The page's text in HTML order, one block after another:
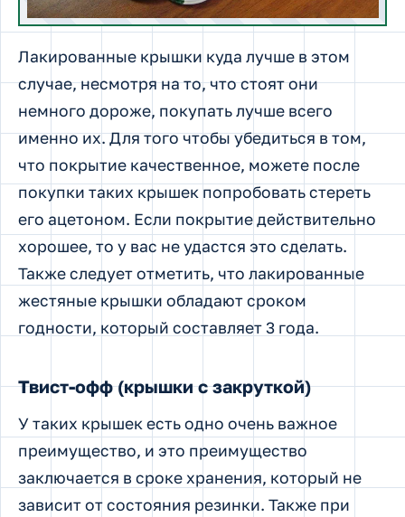
Лакированные крышки куда лучше в этом
случае, несмотря на то, что стоят они
немного дороже, покупать лучше всего
именно их. Для того чтобы убедиться в том,
что покрытие качественное, можете после
покупки таких крышек попробовать стереть
его ацетоном. Если покрытие действительно
хорошее, то у вас не удастся это сделать.
Также следует отметить, что лакированные
жестяные крышки обладают сроком
годности, который составляет 3 года.
Твист-офф (крышки с закруткой)
У таких крышек есть одно очень важное
преимущество, и это преимущество
заключается в сроке хранения, который не
зависит от состояния резинки. Также при